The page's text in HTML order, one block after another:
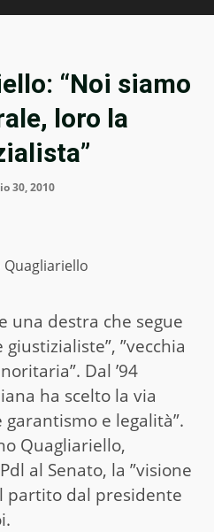
“Noi siamo
loro la
30, 2010
Quagliariello
una destra che segue
”vecchia
Dal ’94
ha scelto la via
e legalità”.
Quagliariello,
al Senato, la ”visione
partito dal presidente